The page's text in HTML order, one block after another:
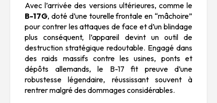
Avec l’arrivée des versions ultérieures, comme le
B-17G, doté d’une tourelle frontale en “mâchoire”
pour contrer les attaques de face et d’un blindage
plus conséquent, l’appareil devint un outil de
destruction stratégique redoutable. Engagé dans
des raids massifs contre les usines, ponts et
dépôts allemands, le B-17 fit preuve d’une
robustesse légendaire, réussissant souvent à
rentrer malgré des dommages considérables.